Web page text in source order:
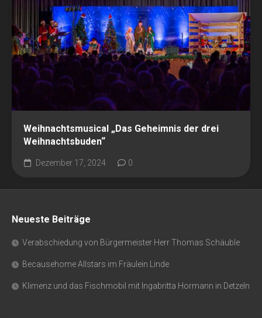
Weihnachtsmusical „Das Geheimnis der drei
Weihnachtsbuden“
Dezember 17, 2024 0
Neueste Beiträge
Verabschiedung von Bürgermeister Herr Thomas Schäuble
Becausehome Allstars im Fräulein Linde
Klimenz und das Fischmobil mit Ingabritta Hormann in Detzeln